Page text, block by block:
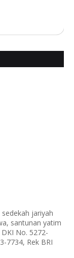
jariyah
santunan yatim
No. 5272-
7734, Rek BRI